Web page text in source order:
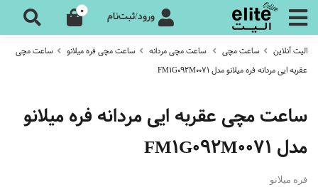
ورود/ثبت‌نام 0
الیت آنلاین ساعت مچی ساعت مچی مردانه ساعت مچی فره میلانو
ساعت مچی
عقربه ایی مردانه فره میلانو مدل FM1G092M0071
ساعت مچی عقربه ایی مردانه فره میلانو
مدل FM1G092M0071
فره میلانو